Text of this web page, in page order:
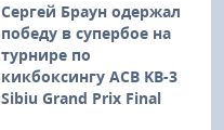
Сергей Браун одержал
победу в супербое на
турнире по
кикбоксингу ACB KB-3
Sibiu Grand Prix Final